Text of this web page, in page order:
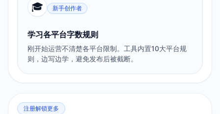
🎓 新手创作者
学习各平台字数规则
刚开始运营不清楚各平台限制。工具内置10大平台规
则，边写边学，避免发布后被截断。
注册解锁更多